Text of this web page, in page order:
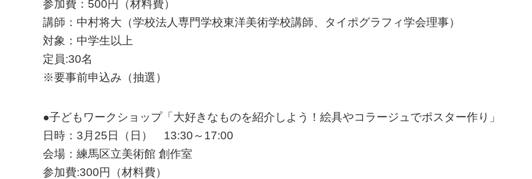
参加費：500円（材料費）
講師：中村将大（学校法人専門学校東洋美術学校講師、タイポグラフィ学会理事）
対象：中学生以上
定員:30名
※要事前申込み（抽選）
●子どもワークショップ「大好きなものを紹介しよう！絵具やコラージュでポスター作り」
日時：3月25日（日） 13:30～17:00
会場：練馬区立美術館 創作室
参加費:300円（材料費）